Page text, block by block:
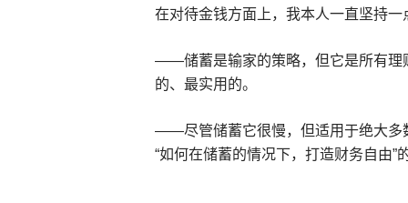
在对待金钱方面上，我本人一直坚持一
——储蓄是输家的策略，但它是所有理
的、最实用的。
——尽管储蓄它很慢，但适用于绝大多
“如何在储蓄的情况下，打造财务自由”